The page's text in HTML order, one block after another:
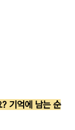
기억에 남는 순